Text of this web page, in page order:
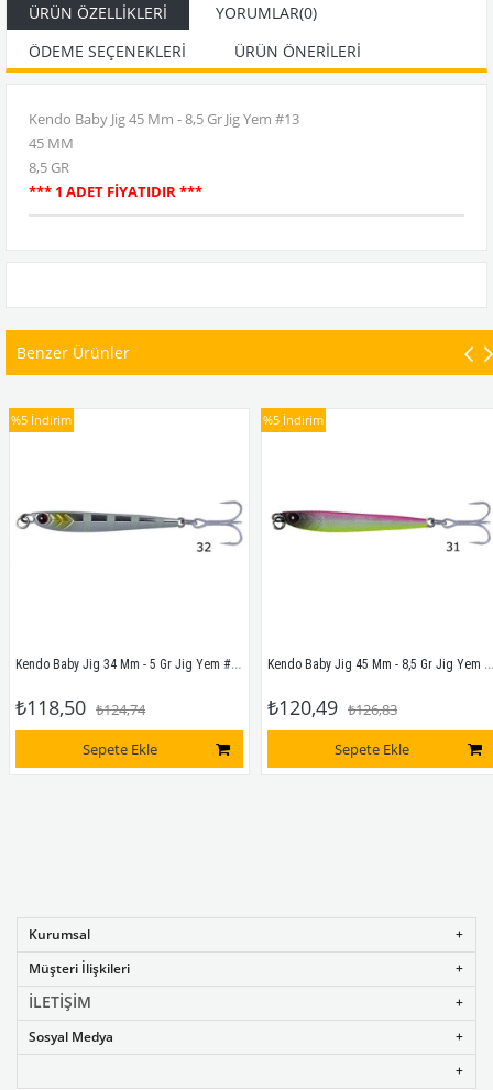
ÜRÜN ÖZELLIKLERI YORUMLAR(0)
ÖDEME SEÇENEKLERI
ÜRÜN ÖNERILERI
Kendo Baby Jig 45 Mm - 8,5 Gr Jig Yem #13
45 MM
8,5 GR
*** 1 ADET FİYATIDIR ***
Benzer Ürünler
Kendo Baby Jig 34 Mm - 5 Gr Jig Yem #32
₺118,50
₺124,74
Sepete Ekle
%5 İndirim
Kendo Baby Jig 45 Mm - 8,5 Gr Jig Yem #31
₺120,49
₺126,83
Sepete Ekle
%5 İndirim
Kurumsal
Müşteri İlişkileri
İLETİŞİM
Sosyal Medya